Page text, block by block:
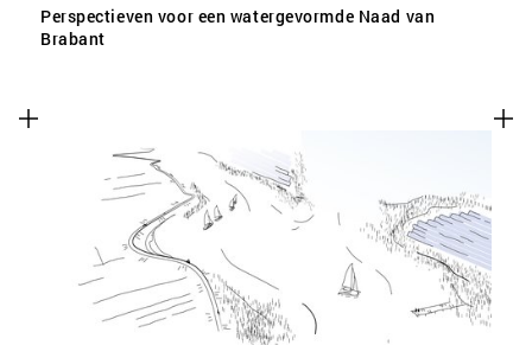
Perspectieven voor een watergevormde Naad van
Brabant